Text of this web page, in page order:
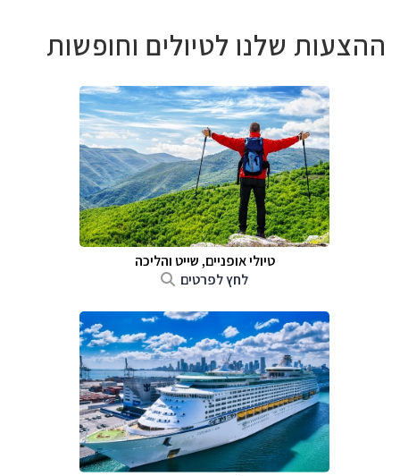
ההצעות שלנו לטיולים וחופשות
טיולי אופניים, שייט והליכה
לחץ לפרטים